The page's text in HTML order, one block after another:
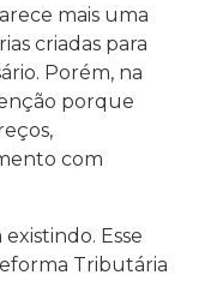
mais uma
criadas para
Porém, na
porque
com
Esse
Tributária